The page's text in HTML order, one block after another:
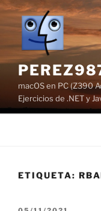
Saltar
contenido
macOS en PC (Z390
Ejercicios de .NET y
ETIQUETA: